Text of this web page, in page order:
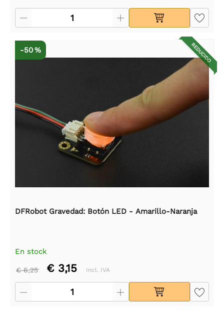
REDUCIDO
-50 %
DFRobot Gravedad: Botón LED - Amarillo-Naranja
En stock
€ 6,25 € 3,15 Incl. IVA